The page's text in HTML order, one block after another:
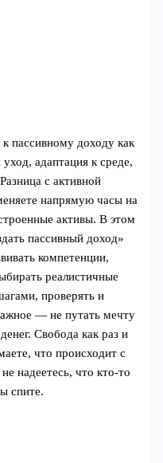
пассивному доходу как
адаптация к среде,
с активной
напрямую часы на
активы. В этом
пассивный доход»
компетенции,
реалистичные
проверять и
— не путать мечту
Свобода как раз и
что происходит с
надеетесь, что кто-то
спите.